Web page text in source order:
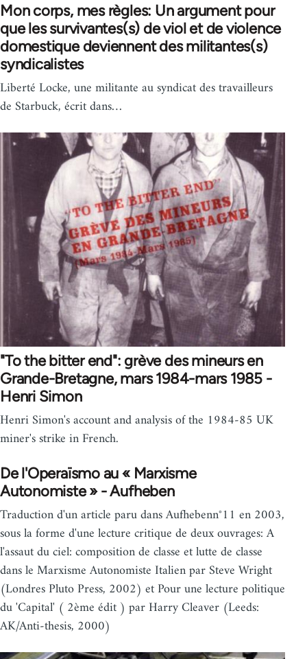
Mon corps, mes règles: Un argument pour
que les survivantes(s) de viol et de violence
domestique deviennent des militantes(s)
syndicalistes
Liberté Locke, une militante au syndicat des travailleurs
de Starbuck, écrit dans…
"To the bitter end": grève des mineurs en
Grande-Bretagne, mars 1984-mars 1985 -
Henri Simon
Henri Simon's account and analysis of the 1984-85 UK
miner's strike in French.
De l'Operaïsmo au « Marxisme
Autonomiste » - Aufheben
Traduction d'un article paru dans Aufhebenn°11 en 2003,
sous la forme d'une lecture critique de deux ouvrages: A
l'assaut du ciel: composition de classe et lutte de classe
dans le Marxisme Autonomiste Italien par Steve Wright
(Londres Pluto Press, 2002) et Pour une lecture politique
du 'Capital' ( 2ème édit ) par Harry Cleaver (Leeds:
AK/Anti-thesis, 2000)